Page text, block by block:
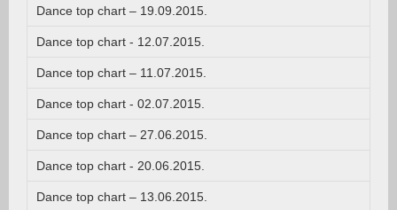
Dance top chart – 19.09.2015.
Dance top chart - 12.07.2015.
Dance top chart – 11.07.2015.
Dance top chart - 02.07.2015.
Dance top chart – 27.06.2015.
Dance top chart - 20.06.2015.
Dance top chart – 13.06.2015.